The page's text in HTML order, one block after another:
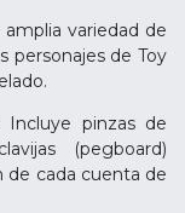
amplia variedad de
personajes de Toy
Incluye pinzas de
(pegboard)
de cada cuenta de